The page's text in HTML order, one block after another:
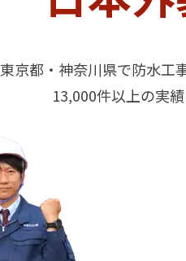
東京都・神奈川県で防水工
13,000件以上の実